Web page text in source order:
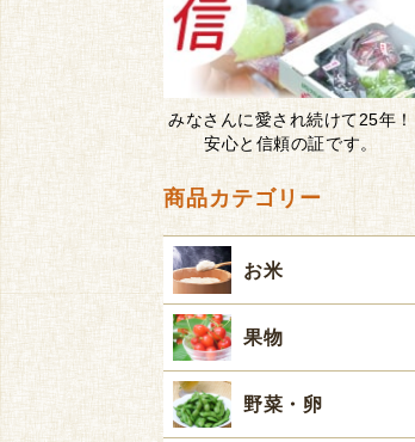
みなさんに愛され続けて25年！
安心と信頼の証です。
商品カテゴリー
お米
果物
野菜・卵